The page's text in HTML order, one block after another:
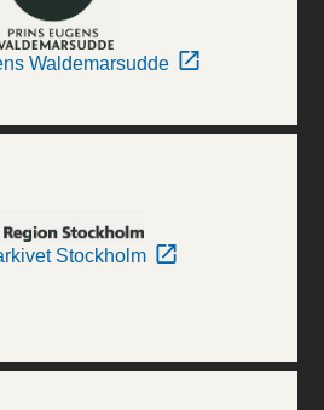
Waldemarsudde
Stockholm